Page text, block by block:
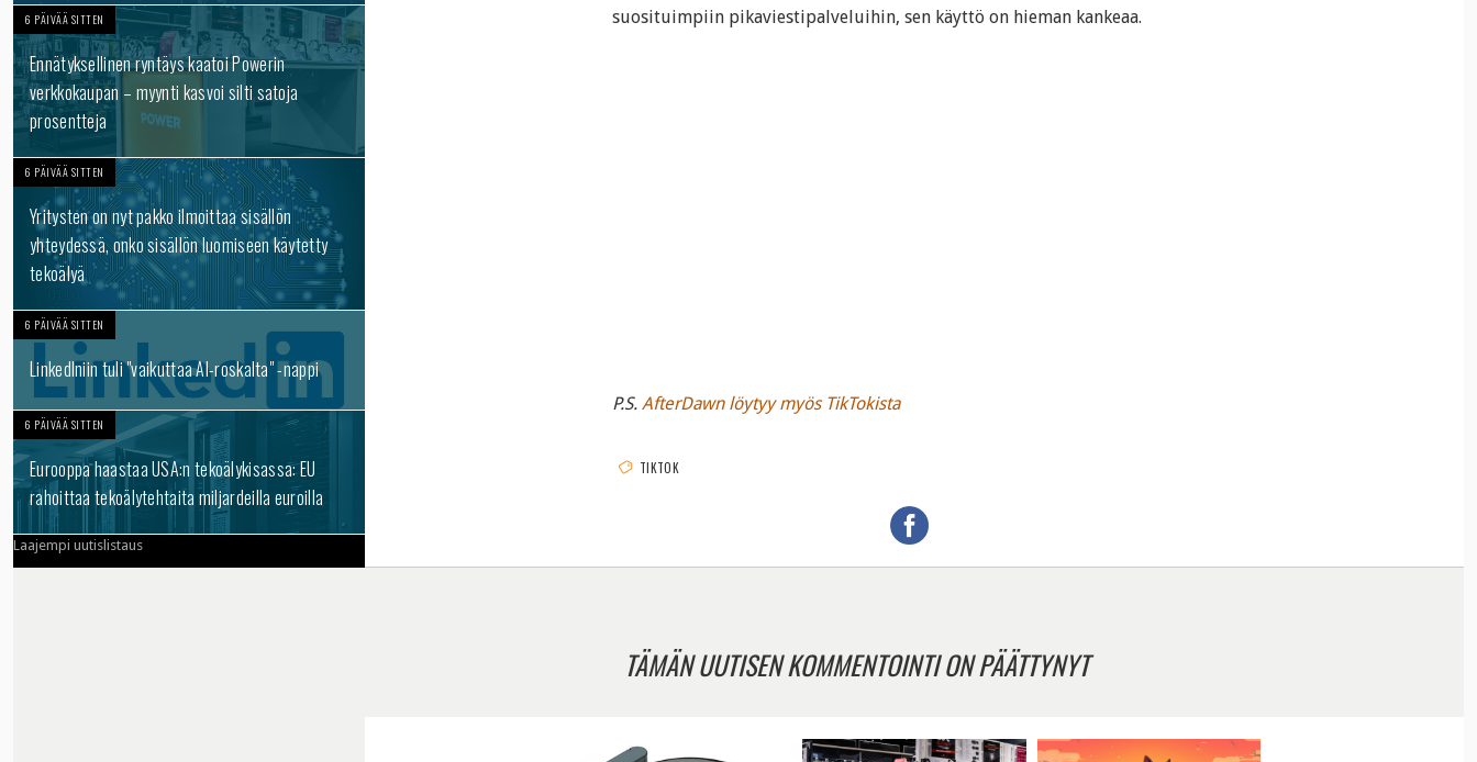
6 PÄIVÄÄ SITTEN
Ennätyksellinen ryntäys kaatoi Powerin
verkkokaupan – myynti kasvoi silti satoja
prosentteja
6 PÄIVÄÄ SITTEN
Yritysten on nyt pakko ilmoittaa sisällön
yhteydessä, onko sisällön luomiseen käytetty
tekoälyä
6 PÄIVÄÄ SITTEN
LinkedIniin tuli "vaikuttaa AI-roskalta" -nappi
6 PÄIVÄÄ SITTEN
Eurooppa haastaa USA:n tekoälykisassa: EU
rahoittaa tekoälytehtaita miljardeilla euroilla
Laajempi uutislistaus
suosituimpiin pikaviestipalveluihin, sen käyttö on hieman kankeaa.
P.S. AfterDawn löytyy myös TikTokista
TIKTOK
TÄMÄN UUTISEN KOMMENTOINTI ON PÄÄTTYNYT